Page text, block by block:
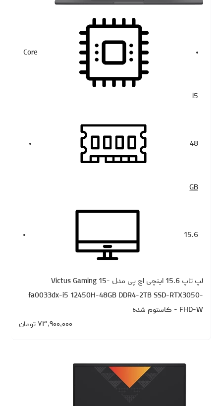
Core
i5
48
GB
15.6
لپ تاپ 15.6 اینچی اچ‌ پی مدل Victus Gaming 15-
fa0033dx-i5 12450H-48GB DDR4-2TB SSD-RTX3050-
FHD-W - کاستوم شده
۷۳،۹۰۰،۰۰۰ تومان